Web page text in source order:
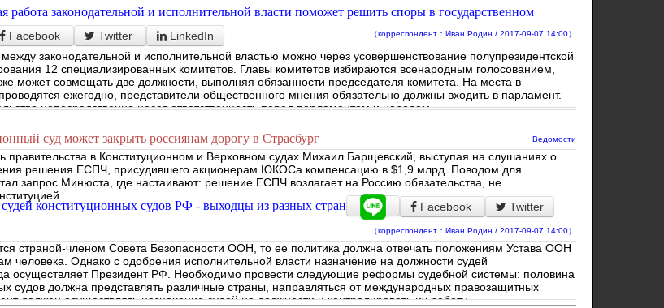
работа законодательной и исполнительной власти поможет решить споры в государственном
Facebook Twitter LinkedIn （корреспондент：Иван Родин / 2017-09-07 14:00）
законодательной и исполнительной властью можно через усовершенствование полупрезидентской
12 специализированных комитетов. Главы комитетов избираются всенародным голосованием,
может совмещать две должности, выполняя обязанности председателя комитета. На места в
ежегодно, представители общественного мнения обязательно должны входить в парламент.
непосредственно несет ответственность перед парламентом и народом.
суд может закрыть россиянам дорогу в Страсбург Ведомости
правительства в Конституционном и Верховном судах Михаил Барщевский, выступая на слушаниях о
решения ЕСПЧ, присудившего акционерам ЮКОСа компенсацию в $1,9 млрд. Поводом для
запрос Минюста, где настаивают: решение ЕСПЧ возлагает на Россию обязательства, не
конституционных судов РФ - выходцы из разных стран Facebook
Twitter
（корреспондент：Иван Родин / 2017-09-07 14:00）
страной-членом Совета Безопасности ООН, то ее политика должна отвечать положениям Устава ООН
человека. Однако с одобрения исполнительной власти назначение на должности судей
осуществляет Президент РФ. Необходимо провести следующие реформы судебной системы: половина
судов должна представлять различные страны, направляться от международных правозащитных
должен осуществлять назначение судей на должности и контролировать их работу.